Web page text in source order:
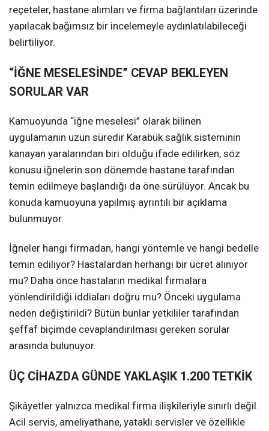
reçeteler, hastane alımları ve firma bağlantıları üzerinde
yapılacak bağımsız bir incelemeyle aydınlatılabileceği
belirtiliyor.
“İĞNE MESELESİNDE” CEVAP BEKLEYEN
SORULAR VAR
Kamuoyunda “iğne meselesi” olarak bilinen
uygulamanın uzun süredir Karabük sağlık sisteminin
kanayan yaralarından biri olduğu ifade edilirken, söz
konusu iğnelerin son dönemde hastane tarafından
temin edilmeye başlandığı da öne sürülüyor. Ancak bu
konuda kamuoyuna yapılmış ayrıntılı bir açıklama
bulunmuyor.
İğneler hangi firmadan, hangi yöntemle ve hangi bedelle
temin ediliyor? Hastalardan herhangi bir ücret alınıyor
mu? Daha önce hastaların medikal firmalara
yönlendirildiği iddiaları doğru mu? Önceki uygulama
neden değiştirildi? Bütün bunlar yetkililer tarafından
şeffaf biçimde cevaplandırılması gereken sorular
arasında bulunuyor.
ÜÇ CİHAZDA GÜNDE YAKLAŞIK 1.200 TETKİK
Şikâyetler yalnızca medikal firma ilişkileriyle sınırlı değil.
Acil servis, ameliyathane, yataklı servisler ve özellikle